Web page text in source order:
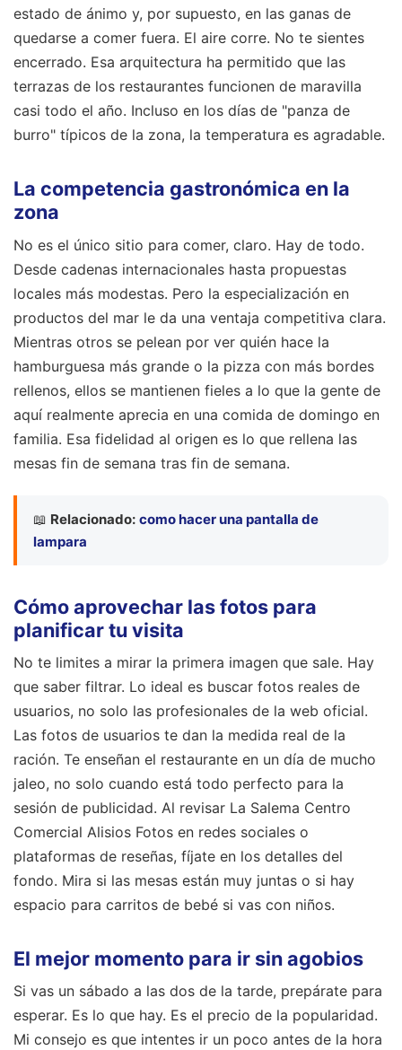
estado de ánimo y, por supuesto, en las ganas de
quedarse a comer fuera. El aire corre. No te sientes
encerrado. Esa arquitectura ha permitido que las
terrazas de los restaurantes funcionen de maravilla
casi todo el año. Incluso en los días de "panza de
burro" típicos de la zona, la temperatura es agradable.
La competencia gastronómica en la
zona
No es el único sitio para comer, claro. Hay de todo.
Desde cadenas internacionales hasta propuestas
locales más modestas. Pero la especialización en
productos del mar le da una ventaja competitiva clara.
Mientras otros se pelean por ver quién hace la
hamburguesa más grande o la pizza con más bordes
rellenos, ellos se mantienen fieles a lo que la gente de
aquí realmente aprecia en una comida de domingo en
familia. Esa fidelidad al origen es lo que rellena las
mesas fin de semana tras fin de semana.
📖 Relacionado: como hacer una pantalla de
lampara
Cómo aprovechar las fotos para
planificar tu visita
No te limites a mirar la primera imagen que sale. Hay
que saber filtrar. Lo ideal es buscar fotos reales de
usuarios, no solo las profesionales de la web oficial.
Las fotos de usuarios te dan la medida real de la
ración. Te enseñan el restaurante en un día de mucho
jaleo, no solo cuando está todo perfecto para la
sesión de publicidad. Al revisar La Salema Centro
Comercial Alisios Fotos en redes sociales o
plataformas de reseñas, fíjate en los detalles del
fondo. Mira si las mesas están muy juntas o si hay
espacio para carritos de bebé si vas con niños.
El mejor momento para ir sin agobios
Si vas un sábado a las dos de la tarde, prepárate para
esperar. Es lo que hay. Es el precio de la popularidad.
Mi consejo es que intentes ir un poco antes de la hora